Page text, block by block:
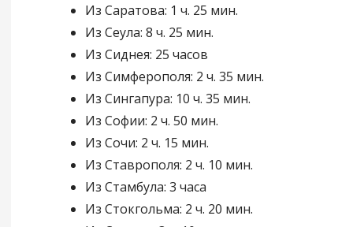
Из Саратова: 1 ч. 25 мин.
Из Сеула: 8 ч. 25 мин.
Из Сиднея: 25 часов
Из Симферополя: 2 ч. 35 мин.
Из Сингапура: 10 ч. 35 мин.
Из Софии: 2 ч. 50 мин.
Из Сочи: 2 ч. 15 мин.
Из Ставрополя: 2 ч. 10 мин.
Из Стамбула: 3 часа
Из Стокгольма: 2 ч. 20 мин.